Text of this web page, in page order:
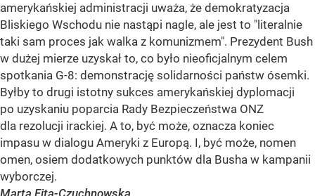
amerykańskiej administracji uważa, że demokratyzacja
Bliskiego Wschodu nie nastąpi nagle, ale jest to "literalnie
taki sam proces jak walka z komunizmem". Prezydent Bush
w dużej mierze uzyskał to, co było nieoficjalnym celem
spotkania G-8: demonstrację solidarności państw ósemki.
Byłby to drugi istotny sukces amerykańskiej dyplomacji
po uzyskaniu poparcia Rady Bezpieczeństwa ONZ
dla rezolucji irackiej. A to, być może, oznacza koniec
impasu w dialogu Ameryki z Europą. I, być może, nomen
omen, osiem dodatkowych punktów dla Busha w kampanii
wyborczej.